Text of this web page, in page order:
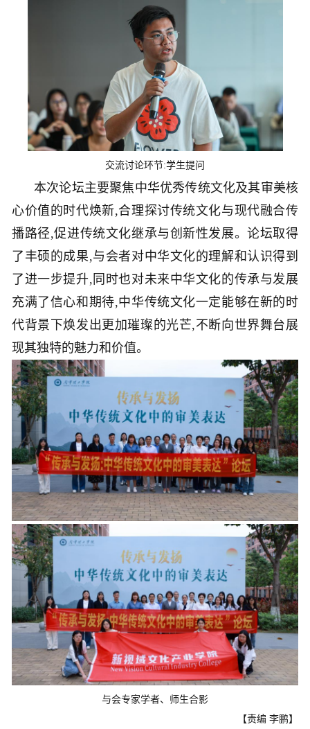
交流讨论环节:学生提问
本次论坛主要聚焦中华优秀传统文化及其审美核
心价值的时代焕新,合理探讨传统文化与现代融合传
播路径,促进传统文化继承与创新性发展。论坛取得
了丰硕的成果,与会者对中华文化的理解和认识得到
了进一步提升,同时也对未来中华文化的传承与发展
充满了信心和期待,中华传统文化一定能够在新的时
代背景下焕发出更加璀璨的光芒,不断向世界舞台展
现其独特的魅力和价值。
与会专家学者、师生合影
【责编 李鹏】